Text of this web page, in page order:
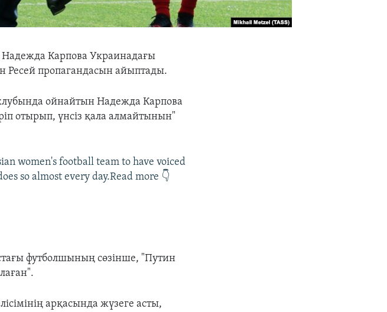
Надежда Карпова Украинадағы
Ресей пропагандасын айыптады.
ойнайтын Надежда Карпова
отырып, үнсіз қала алмайтынын"
women's football team to have voiced
so almost every day.Read more 👇
футболшының сөзінше, "Путин
арқасында жүзеге асты,